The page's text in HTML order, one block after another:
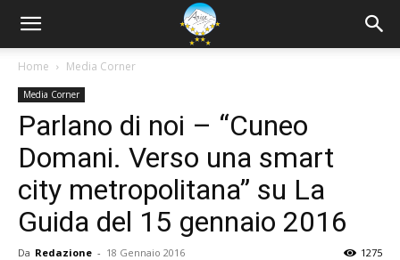
Home Media Corner
Media Corner
Parlano di noi – “Cuneo
Domani. Verso una smart
city metropolitana” su La
Guida del 15 gennaio 2016
Da Redazione - 18 Gennaio 2016 1275